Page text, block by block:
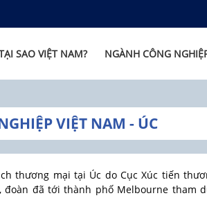
NGÀNH CÔNG
SAO VIỆT NAM?
VIỆT NAM - ÚC
thương mại tại Úc do Cục Xúc tiến
đoàn đã tới thành phố Melbourne tham